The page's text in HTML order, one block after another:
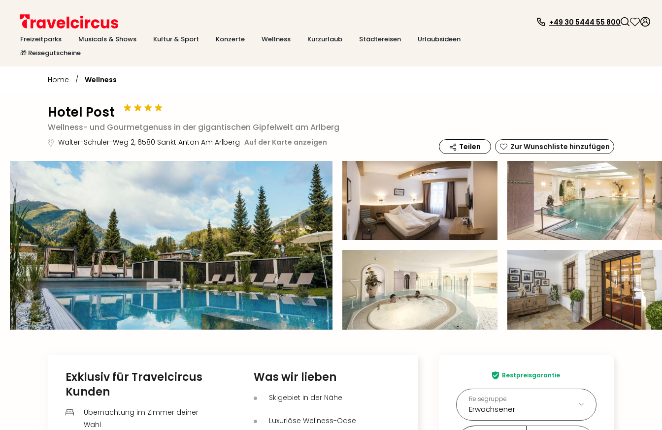
Freizeitparks Musicals & Shows Kultur & Sport Konzerte Wellness Kurzurlaub Städtereisen
Urlaubsideen
🎁 Reisegutscheine
+49 30 5444 55 800
Home / Wellness
Hotel Post
Wellness- und Gourmetgenuss in der gigantischen Gipfelwelt am Arlberg
Walter-Schuler-Weg 2, 6580 Sankt Anton Am Arlberg Auf der Karte anzeigen Teilen Zur Wunschliste hinzufügen
Bestpreisgarantie
Reisegruppe
Erwachsener
Exklusiv für Travelcircus
Kunden
Übernachtung im Zimmer deiner
Wahl
Was wir lieben
Skigebiet in der Nähe
Luxuriöse Wellness-Oase